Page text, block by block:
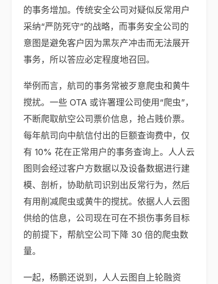
的事务增加。传统安全公司对疑似反常用户
采纳“严防死守”的战略，而事务安全公司的
意图是避免客户因为黑灰产冲击而无法展开
事务，所以答应必定程度地召回。
举例而言，航司的事务常被歹意爬虫和黄牛
搅扰。一些 OTA 或许署理公司使用“爬虫”，
不断爬取航空公司票价信息，抢占贱价票。
每年航司向中航信付出的巨额查询费中，仅
有 10% 花在正常用户的事务查询上。人人云
图则会经过客户方数据以及设备数据进行建
模、剖析，协助航司识别出反常行为，然后
有用削减爬虫或黄牛的搅扰。依据人人云图
供给的信息，公司现在可在不损伤事务目标
的前提下，帮航空公司下降 30 倍的爬虫数
量。
一起，杨鹏还说到，人人云图自上轮融资